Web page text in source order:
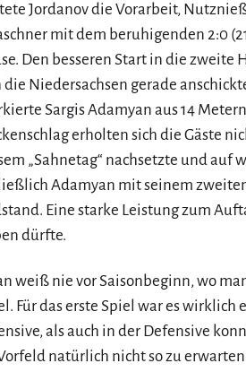
Jordanov die Vorarbeit,
mit dem beruhigenden 2:0
Den besseren Start in die zweite
die Niedersachsen gerade
Sargis Adamyan aus 14
erholten sich die Gäste
„Sahnetag“ nachsetzte und auf
Adamyan mit seinem
Eine starke Leistung zum
dürfte.
weiß nie vor Saisonbeginn, wo
Für das erste Spiel war es wirklich
als auch in der Defensive
natürlich nicht so zu